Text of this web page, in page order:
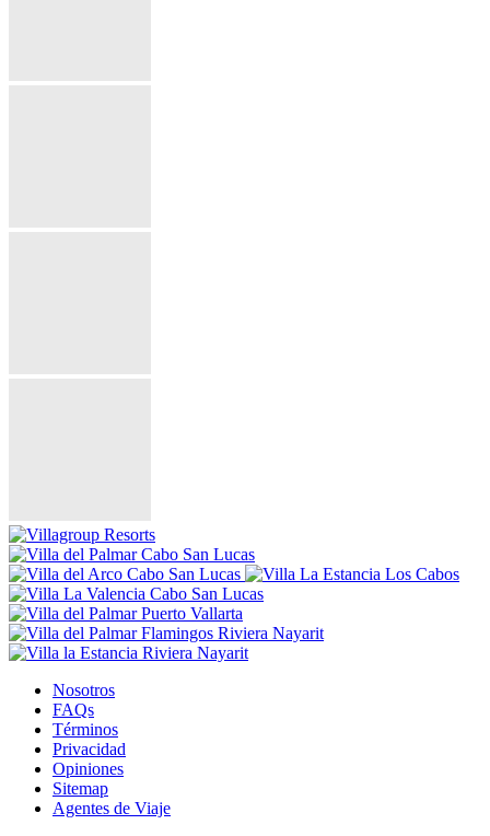
Nosotros
FAQs
Términos
Privacidad
Opiniones
Sitemap
Agentes de Viaje